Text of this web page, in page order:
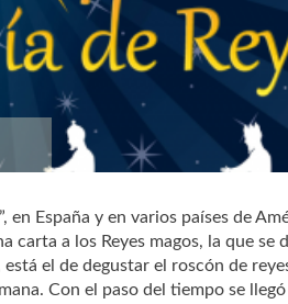
en España y en varios países de
carta a los Reyes magos, la que se
el de degustar el roscón de
Con el paso del tiempo se llegó